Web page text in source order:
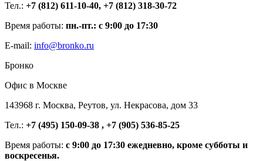
Тел.: +7 (812) 611-10-40, +7 (812) 318-30-72
Время работы: пн.-пт.: с 9:00 до 17:30
E-mail: info@bronko.ru
Бронко
Офис в Москве
143968 г. Москва, Реутов, ул. Некрасова, дом 33
Тел.: +7 (495) 150-09-38 , +7 (905) 536-85-25
Время работы: с 9:00 до 17:30 ежедневно, кроме субботы и
воскресенья.